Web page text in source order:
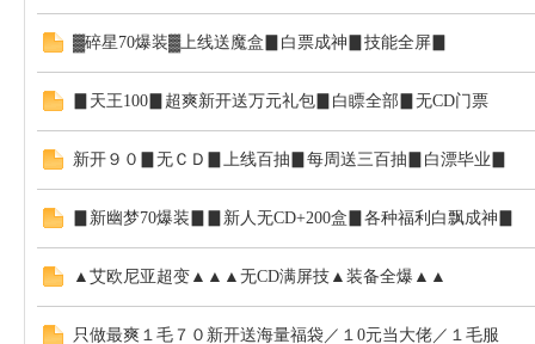
▓碎星70爆装▓上线送魔盒▊白票成神▊技能全屏▊
▊天王100▊超爽新开送万元礼包▊白瞟全部▊无CD门票
新开９０▊无ＣＤ▊上线百抽▊每周送三百抽▊白漂毕业▊
▊新幽梦70爆装▊▊新人无CD+200盒▊各种福利白飘成神▊
▲艾欧尼亚超变▲▲▲无CD满屏技▲装备全爆▲▲
只做最爽１毛７０新开送海量福袋／１0元当大佬／１毛服